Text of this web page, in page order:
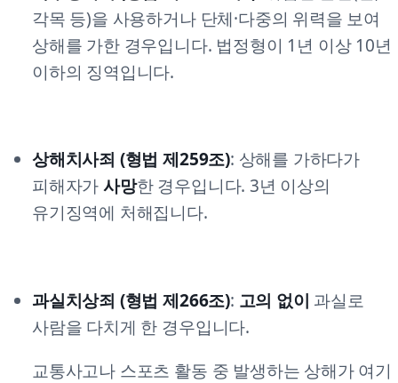
각목 등)을 사용하거나 단체·다중의 위력을 보여
상해를 가한 경우입니다. 법정형이 1년 이상 10년
이하의 징역입니다.
상해치사죄 (형법 제259조): 상해를 가하다가
피해자가사망한 경우입니다. 3년 이상의
유기징역에 처해집니다.
과실치상죄 (형법 제266조): 고의 없이 과실로
사람을 다치게 한 경우입니다.
교통사고나 스포츠 활동 중 발생하는 상해가 여기